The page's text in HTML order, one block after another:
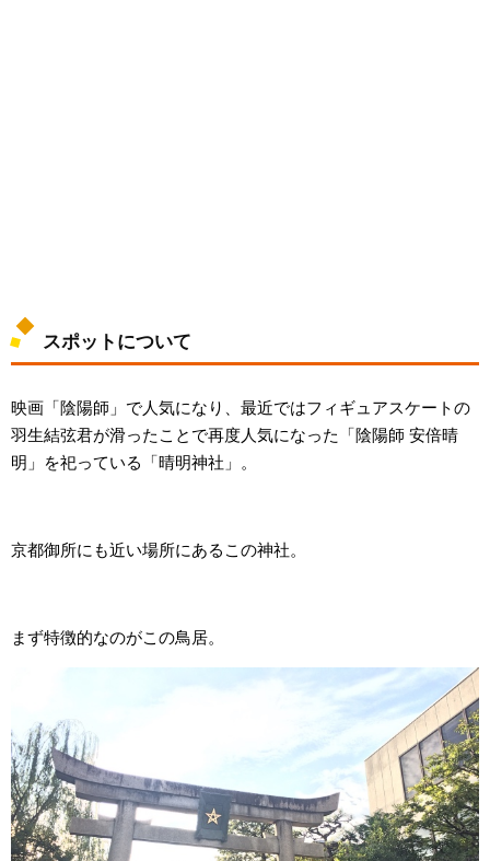
スポットについて
映画「陰陽師」で人気になり、最近ではフィギュアスケートの
羽生結弦君が滑ったことで再度人気になった「陰陽師 安倍晴
明」を祀っている「晴明神社」。
京都御所にも近い場所にあるこの神社。
まず特徴的なのがこの鳥居。